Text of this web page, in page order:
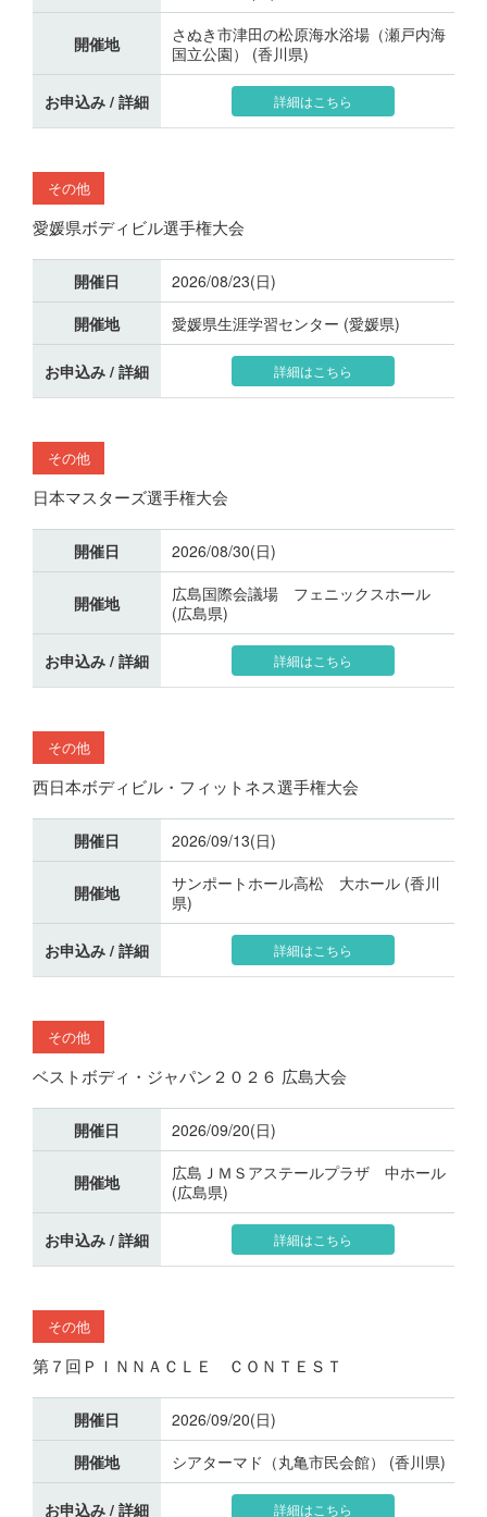
開催地
さぬき市津田の松原海水浴場（瀬戸内海
国立公園） (香川県)
お申込み / 詳細 詳細はこちら
その他
愛媛県ボディビル選手権大会
開催日
2026/08/23(日)
開催地
愛媛県生涯学習センター (愛媛県)
お申込み / 詳細 詳細はこちら
その他
日本マスターズ選手権大会
開催日 2026/08/30(日)
開催地
広島国際会議場 フェニックスホール
(広島県)
お申込み / 詳細 詳細はこちら
その他
西日本ボディビル・フィットネス選手権大会
開催日 2026/09/13(日)
開催地
サンポートホール高松 大ホール (香川
県)
お申込み / 詳細 詳細はこちら
その他
ベストボディ・ジャパン２０２６ 広島大会
開催日 2026/09/20(日)
開催地
広島ＪＭＳアステールプラザ 中ホール
(広島県)
お申込み / 詳細 詳細はこちら
その他
第７回ＰＩＮＮＡＣＬＥ ＣＯＮＴＥＳＴ
開催日
2026/09/20(日)
開催地
シアターマド（丸亀市民会館） (香川県)
お申込み / 詳細 詳細はこちら